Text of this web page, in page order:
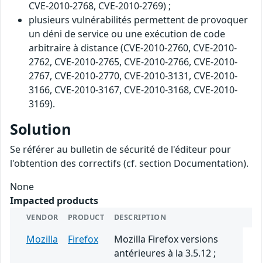
CVE-2010-2768, CVE-2010-2769) ;
plusieurs vulnérabilités permettent de provoquer
un déni de service ou une exécution de code
arbitraire à distance (CVE-2010-2760, CVE-2010-
2762, CVE-2010-2765, CVE-2010-2766, CVE-2010-
2767, CVE-2010-2770, CVE-2010-3131, CVE-2010-
3166, CVE-2010-3167, CVE-2010-3168, CVE-2010-
3169).
Solution
Se référer au bulletin de sécurité de l'éditeur pour
l'obtention des correctifs (cf. section Documentation).
None
Impacted products
VENDOR PRODUCT DESCRIPTION
Mozilla Firefox
Mozilla Firefox versions
antérieures à la 3.5.12 ;